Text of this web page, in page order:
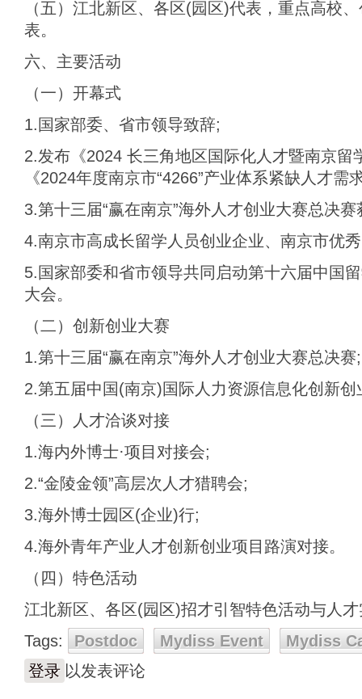
（五）江北新区、各区(园区)代表，重点高校
表。
六、主要活动
（一）开幕式
1.国家部委、省市领导致辞;
2.发布《2024 长三角地区国际化人才暨南京留
《2024年度南京市“4266”产业体系紧缺人才需
3.第十三届“赢在南京”海外人才创业大赛总决
4.南京市高成长留学人员创业企业、南京市优
5.国家部委和省市领导共同启动第十六届中国
大会。
（二）创新创业大赛
1.第十三届“赢在南京”海外人才创业大赛总决赛;
2.第五届中国(南京)国际人力资源信息化创新创
（三）人才洽谈对接
1.海内外博士·项目对接会;
2.“金陵金领”高层次人才猎聘会;
3.海外博士园区(企业)行;
4.海外青年产业人才创新创业项目路演对接。
（四）特色活动
江北新区、各区(园区)招才引智特色活动与人
Tags:
Postdoc Mydiss Event
Mydiss
登录 以发表评论